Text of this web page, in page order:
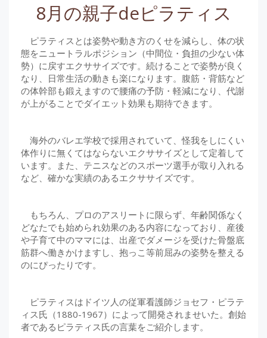
8月の親子deピラティス
ピラティスとは姿勢や動き方のくせを減らし、体の状
態をニュートラルポジション（中間位・負担の少ない体
勢）に戻すエクササイズです。続けることで姿勢が良く
なり、日常生活の動きも楽になります。腹筋・背筋など
の体幹部も鍛えますので腰痛の予防・軽減になり、代謝
が上がることでダイエット効果も期待できます。
海外のバレエ学校で採用されていて、怪我をしにくい
体作りに無くてはならないエクササイズとして定着して
います。また、テニスなどのスポーツ選手が取り入れる
など、確かな実績のあるエクササイズです。
もちろん、プロのアスリートに限らず、年齢関係なく
どなたでも始められ効果のある内容になっており、産後
や子育て中のママには、出産でダメージを受けた骨盤底
筋群へ働きかけますし、抱っこ等前屈みの姿勢を整える
のにぴったりです。
ピラティスはドイツ人の従軍看護師ジョセフ・ピラテ
ィス氏（1880-1967）によって開発されませいた。創始
者であるピラティス氏の言葉をご紹介します。